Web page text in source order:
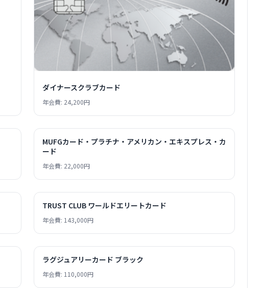
ダイナースクラブカード
年会費: 24,200円
MUFGカード・プラチナ・アメリカン・エキスプレス・カ
ード
年会費: 22,000円
TRUST CLUB ワールドエリートカード
年会費: 143,000円
ラグジュアリーカード ブラック
年会費: 110,000円